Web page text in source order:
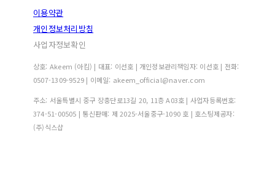
이용약관
개인정보처리방침
사업자정보확인
상호: Akeem (아킴) | 대표: 이선호 | 개인정보관리책임자: 이선호 | 전화:
0507-1309-9529 | 이메일: akeem_official@naver.com
주소: 서울특별시 중구 장충단로13길 20, 11층 A03호 | 사업자등록번호:
374-51-00505 | 통신판매: 제 2025-서울중구-1090 호 | 호스팅제공자:
(주)식스샵